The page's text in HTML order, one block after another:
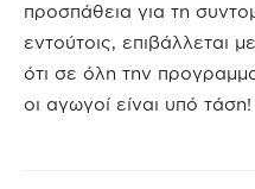
προσπάθεια για τη
εντούτοις, επιβάλλεται
ότι σε όλη την
οι αγωγοί είναι υπό τάση!